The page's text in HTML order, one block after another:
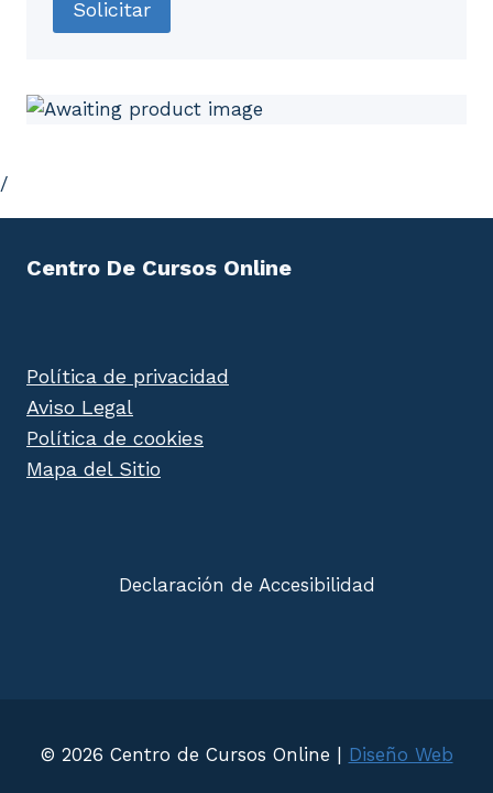
Solicitar
/
Centro De Cursos Online
Política de privacidad
Aviso Legal
Política de cookies
Mapa del Sitio
Declaración de Accesibilidad
© 2026 Centro de Cursos Online | Diseño Web